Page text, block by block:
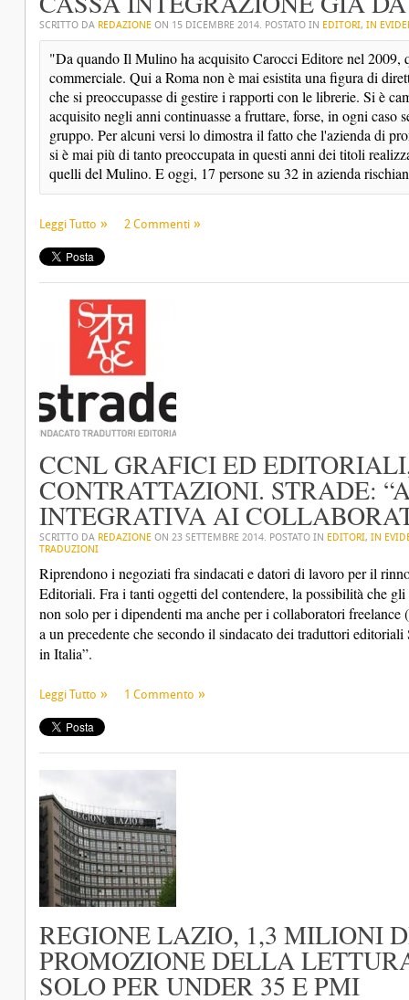
SCRITTO DA REDAZIONE ON 15 DICEMBRE 2014. POSTATO IN EDITORI, IN
"Da quando Il Mulino ha acquisito Carocci Editore nel 2009,
commerciale. Qui a Roma non è mai esistita una figura di
che si preoccupasse di gestire i rapporti con le librerie. Si è
acquisito negli anni continuasse a fruttare, forse, in ogni caso
gruppo. Per alcuni versi lo dimostra il fatto che l'azienda di
si è mai più di tanto preoccupata in questi anni dei titoli
quelli del Mulino. E oggi, 17 persone su 32 in azienda
Leggi Tutto 2 Commenti
CCNL GRAFICI ED
CONTRATTAZIONI. STRADE:
INTEGRATIVA AI
SCRITTO DA REDAZIONE ON 23 SETTEMBRE 2014. POSTATO IN EDITORI, IN
TRADUZIONI
Riprendono i negoziati fra sindacati e datori di lavoro per il
Editoriali. Fra i tanti oggetti del contendere, la possibilità che
non solo per i dipendenti ma anche per i collaboratori
a un precedente che secondo il sindacato dei traduttori
in Italia”.
Leggi Tutto 1 Commento
REGIONE LAZIO, 1,3 MILIONI
PROMOZIONE DELLA
SOLO PER UNDER 35 E PMI